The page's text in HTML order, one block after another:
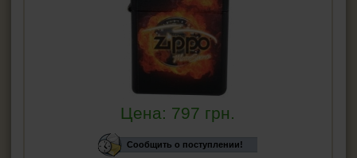
Цена: 797 грн.
Сообщить о поступлении!